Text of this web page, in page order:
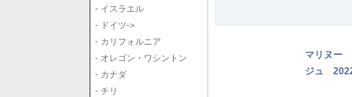
- イスラエル
- ドイツ->
- カリフォルニア
- オレゴン・ワシントン
- カナダ
- チリ
マリヌー
ジュ